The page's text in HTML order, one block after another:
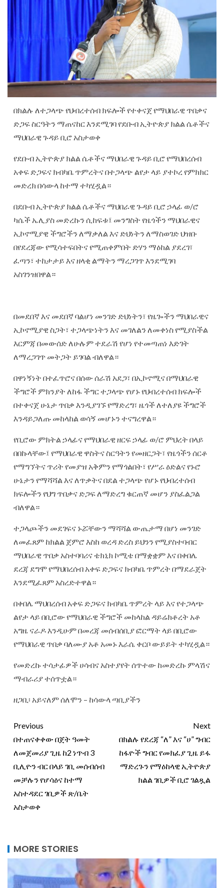
በክልሉ ለተጋላጭ የህብረተሰብ ክፍሎች የተቀናጀ የማህበራዊ ጥበቃና
ድጋፍ ስርዓትን ማጠናከር እንደሚገባ የደቡብ ኢትዮጵያ ክልል ሴቶችና
ማህበራዊ ጉዳይ ቢሮ አስታወቀ
የደቡብ ኢትዮጵያ ክልል ሴቶችና ማህበራዊ ጉዳይ ቢሮ የማህበረሰብ
አቀፍ ድጋፍና ክብካቤ ጥምረትና በተጋላጭ ልየታ ላይ ያተኮረ የምክክር
መድረክ በሳውላ ከተማ ተካሂዷል።
‎በደቡብ ኢትዮጵያ ክልል ሴቶችና ማህበራዊ ጉዳይ ቢሮ ኃላፊ ወ/ሮ
ካሴች ኤሊያስ መድረኩን ሲከፍቱ፤ መንግስት የዜጎችን ማህበራዊና
ኢኮኖሚያዊ ችግሮችን ለማቃለል እና ድህነትን ለማስወገድ ህዝቡ
በየደረጃው የሚሳተፍበትና የሚጠቀምበት ድሃን ማዕከል ያደረገ፣
ፈጣን፣ ተከታታይ እና ዘላቂ ልማትን ማረጋገጥ እንደሚገባ
አስገንዝበዋል።
‎በመደበኛ እና መደበኛ ባልሆነ መንገድ ድህነትን፣ የዜጐችን ማህበራዊና
ኢኮኖሚያዊ ስጋት፣ ተጋላጭነትን እና መገለልን ለመቀነስ የሚያስችል
እርምጃ በመውሰድ ለሁሉም ተደራሽ የሆነ የተመጣጠነ እድገት
ለማረጋገጥ መትጋት ይገባል ብለዋል።
በዋነኝነት በተፈጥሮና በሰው ሰራሽ አደጋ፣ በኢኮኖሚና በማህበራዊ
ችግሮች ምክንያት ለከፋ ችግር ተጋላጭ የሆኑ የህብረተሰብ ክፍሎች
በተቀናጀ ሁኔታ ጥበቃ እንዲያገኙ የማድረግ፣ ዜጎች ለተለያዩ ችግሮች
እንዳይጋለጡ መከላከል ወሳኝ መሆኑን ተናግረዋል።
የቢሮው ምክትል ኃላፊና የማህበራዊ ዘርፍ ኃላፊ ወ/ሮ ምህረት በላይ
በበኩላቸው፤ የማህበራዊ ዋስትና ስርዓትን የመዘርጋት፣ የዜጎችን ሰርቶ
የማግኘትና ጥሪት የመያዝ አቅምን የማጎልበት፣ የሥራ ዕድልና የኑሮ
ሁኔታን የማሻሻል እና ለጥቃትና በደል ተጋላጭ የሆኑ የህብረተሰብ
ክፍሎችን የህግ ጥበቃና ድጋፍ ለማድረግ ቁርጠኛ መሆን ያስፈልጋል
ብለዋል።
ተጋላጮችን መደገፍና ኑሯቸውን ማሻሻል ውጤታማ በሆነ መንገድ
ለመፈጸም ከክልል ጀምሮ እስከ ወረዳ ድረስ ይህንን የሚያስተባብር
ማህበራዊ ጥበቃ አስተባባሪና ቴክኒክ ኮሚቴ በማቋቋም እና በቀበሌ
ደረጃ ደግሞ የማህበረሰብ አቀፍ ድጋፍና ክብካቤ ጥምረት በማደራጀት
እንደሚፈጸም አስረድተዋል።
በቀበሌ ማህበረሰብ አቀፍ ድጋፍና ክብካቤ ጥምረት ላይ እና የተጋላጭ
ልየታ ላይ በቢሮው የማህበራዊ ችግሮች መከላከል ዳይሬክቶረት አቶ
አግዜ ናራዶ እንዲሁም በመረጃ መሰብሰቢያ ፎርማት ላይ በቢሮው
የማህበራዊ ጥበቃ ባለሙያ አቶ አመኑ እራሴ ቀርቦ ውይይት ተካሂዷል።
የመድረኩ ተሳታፊዎች ሀሳብና አስተያየት ሰጥተው ከመድረኩ ምላሽና
ማብራሪያ ተሰጥቷል።
ዘጋቢ፡ አይናለም ሰለሞን – ከሳውላ ጣቢያችን
Previous
በተጠናቀቀው በጀት ዓመት
ለመጀመሪያ ጊዜ ከ2 ነጥብ 3
ቢሊዮን ብር በላይ ገቢ መሰብሰብ
መቻሉን የሆሳዕና ከተማ
አስተዳደር ገቢዎች ጽ/ቤት
አስታወቀ
Next
በክልሉ የደረጃ “ለ” እና “ሀ” ግብር
ከፋዮች ግብር የመክፈያ ጊዜ ይፋ
ማድረጉን የማዕከላዊ ኢትዮጵያ
ክልል ገቢዎች ቢሮ ገልጿል
MORE STORIES